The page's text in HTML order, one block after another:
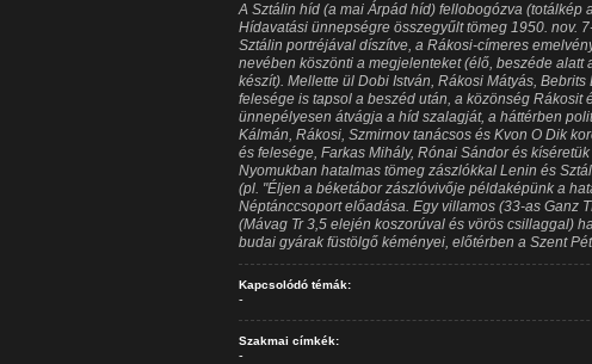
A Sztálin híd (a mai Árpád híd) fellobogózva (totálkép
Hídavatási ünnepségre összegyűlt tömeg 1950. nov.
Sztálin portréjával díszítve, a Rákosi-címeres
nevében köszönti a megjelenteket (élő, beszéde alatt
készít). Mellette ül Dobi István, Rákosi Mátyás,
felesége is tapsol a beszéd után, a közönség Rákosit
ünnepélyesen átvágja a híd szalagját, a háttérben
Kálmán, Rákosi, Szmirnov tanácsos és Kvon O Dik
és felesége, Farkas Mihály, Rónai Sándor és
Nyomukban hatalmas tömeg zászlókkal Lenin és
(pl. "Éljen a béketábor zászlóvivője példaképünk a
Néptánccsoport előadása. Egy villamos (33-as Ganz
(Mávag Tr 3,5 elején koszorúval és vörös csillaggal)
budai gyárak füstölgő kéményei, előtérben a Szent
Kapcsolódó témák:
-
Szakmai címkék:
-